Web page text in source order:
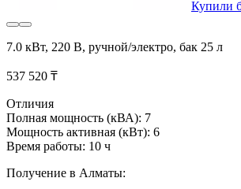
Купили
7.0 кВт, 220 В, ручной/электро, бак 25 л
537 520 ₸
Отличия
Полная мощность (кВА): 7
Мощность активная (кВт): 6
Время работы: 10 ч
Получение в Алматы: